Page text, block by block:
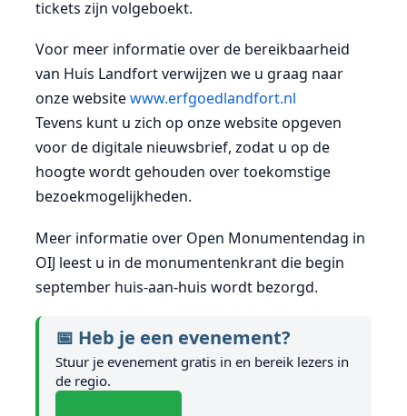
tickets zijn volgeboekt.
Voor meer informatie over de bereikbaarheid
van Huis Landfort verwijzen we u graag naar
onze websitewww.erfgoedlandfort.nl
Tevens kunt u zich op onze website opgeven
voor de digitale nieuwsbrief, zodat u op de
hoogte wordt gehouden over toekomstige
bezoekmogelijkheden.
Meer informatie over Open Monumentendag in
OIJ leest u in de monumentenkrant die begin
september huis-aan-huis wordt bezorgd.
📅 Heb je een evenement?
Stuur je evenement gratis in en bereik lezers in
de regio.